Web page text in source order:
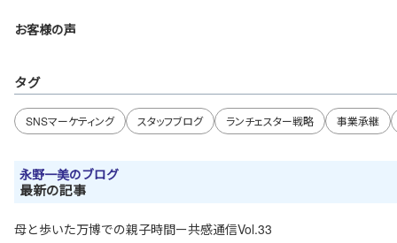
お客様の声
タグ
SNSマーケティング スタッフブログ ランチェスター戦略 事業承継
永野一美のブログ
最新の記事
母と歩いた万博での親子時間ー共感通信Vol.33